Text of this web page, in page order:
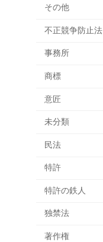
その他
不正競争防止法
事務所
商標
意匠
未分類
民法
特許
特許の鉄人
独禁法
著作権